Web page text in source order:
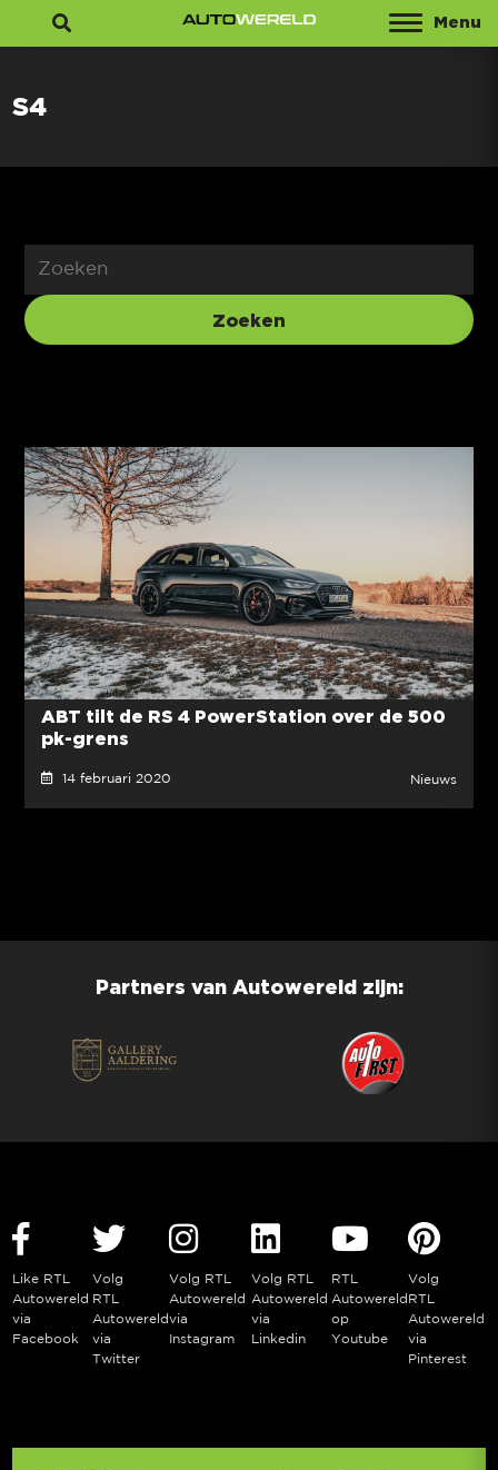
Menu
S4
ABT tilt de RS 4 PowerStation over de 500
pk-grens
14 februari 2020 Nieuws
Partners van Autowereld zijn:
Like RTL
Autowereld
via
Facebook
Volg
RTL
Autowereld
via
Twitter
Volg RTL
Autowereld
via
Instagram
Volg RTL
Autowereld
via
Linkedin
RTL
Autowereld
op
Youtube
Volg
RTL
Autowereld
via
Pinterest